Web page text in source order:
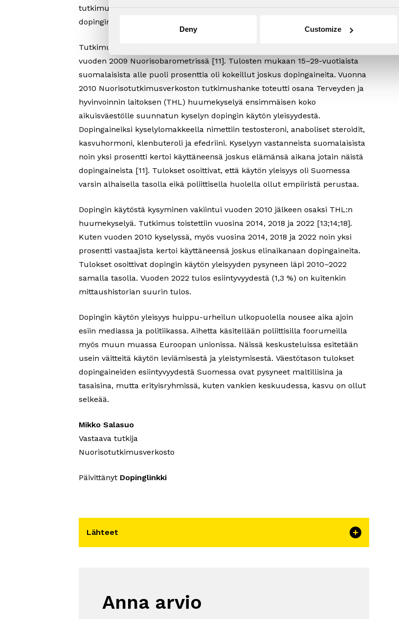
Deny Customize
tutkimushanke, jossa kartoitettiin käytön yleisyyden ohella syvällisemmin
dopingin aineiden käyttökulttuuria huippu-urheilun ulkopuolella.
Tutkimushanke julkaisi ensimmäisiä tuloksia dopingin käytön yleisyydestä
vuoden 2009 Nuorisobarometrissä [11]. Tulosten mukaan 15–29-vuotiaista
suomalaisista alle puoli prosenttia oli kokeillut joskus dopingaineita. Vuonna
2010 Nuorisotutkimusverkoston tutkimushanke toteutti osana Terveyden ja
hyvinvoinnin laitoksen (THL) huumekyselyä ensimmäisen koko
aikuisväestölle suunnatun kyselyn dopingin käytön yleisyydestä.
Dopingaineiksi kyselylomakkeella nimettiin testosteroni, anaboliset steroidit,
kasvuhormoni, klenbuteroli ja efedriini. Kyselyyn vastanneista suomalaisista
noin yksi prosentti kertoi käyttäneensä joskus elämänsä aikana jotain näistä
dopingaineista [11]. Tulokset osoittivat, että käytön yleisyys oli Suomessa
varsin alhaisella tasolla eikä poliittisella huolella ollut empiiristä perustaa.
Dopingin käytöstä kysyminen vakiintui vuoden 2010 jälkeen osaksi THL:n
huumekyselyä. Tutkimus toistettiin vuosina 2014, 2018 ja 2022 [13;14;18].
Kuten vuoden 2010 kyselyssä, myös vuosina 2014, 2018 ja 2022 noin yksi
prosentti vastaajista kertoi käyttäneensä joskus elinaikanaan dopingaineita.
Tulokset osoittivat dopingin käytön yleisyyden pysyneen läpi 2010–2022
samalla tasolla. Vuoden 2022 tulos esiintyvyydestä (1,3 %) on kuitenkin
mittaushistorian suurin tulos.
Dopingin käytön yleisyys huippu-urheilun ulkopuolella nousee aika ajoin
esiin mediassa ja politiikassa. Aihetta käsitellään poliittisilla foorumeilla
myös muun muassa Euroopan unionissa. Näissä keskusteluissa esitetään
usein väitteitä käytön leviämisestä ja yleistymisestä. Väestötason tulokset
dopingaineiden esiintyvyydestä Suomessa ovat pysyneet maltillisina ja
tasaisina, mutta erityisryhmissä, kuten vankien keskuudessa, kasvu on ollut
selkeää.
Mikko Salasuo
Vastaava tutkija
Nuorisotutkimusverkosto
Päivittänyt Dopinglinkki
Lähteet
Anna arvio